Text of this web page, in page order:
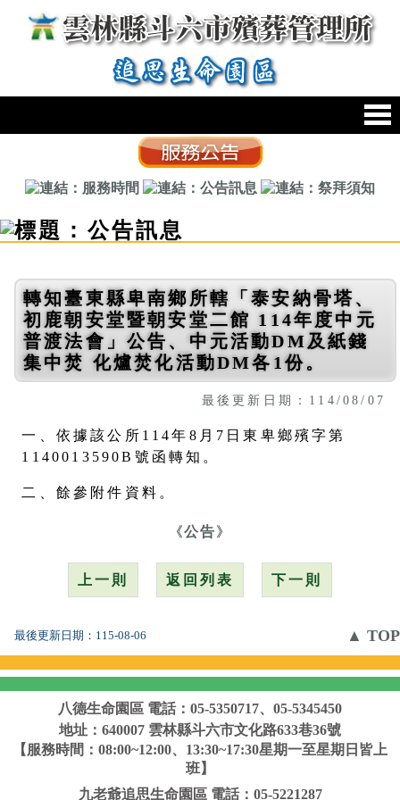
跳到主要內容區塊
轉知臺東縣卑南鄉所轄「泰安納骨塔、
初鹿朝安堂暨朝安堂二館 114年度中元
普渡法會」公告、中元活動DM及紙錢
集中焚 化爐焚化活動DM各1份。
最後更新日期：114/08/07
一、依據該公所114年8月7日東卑鄉殯字第
1140013590B號函轉知。
二、餘參附件資料。
《公告》
上一則 返回列表 下一則
最後更新日期： 115-08-06 ▲ TOP
八德生命園區 電話：05-5350717、05-5345450
地址：640007 雲林縣斗六市文化路633巷36號
【服務時間：08:00~12:00、13:30~17:30星期一至星期日皆上
班】
九老爺追思生命園區 電話：05-5221287